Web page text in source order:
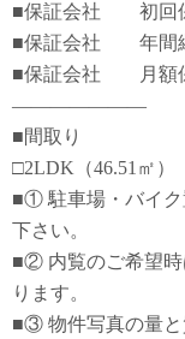
■保証会社 初回保
■保証会社 年間継
■保証会社 月額保
―――――――
■間取り
□2LDK（46.51㎡）
■① 駐車場・バイク
下さい。
■② 内覧のご希望時
ります。
■③ 物件写真の量と